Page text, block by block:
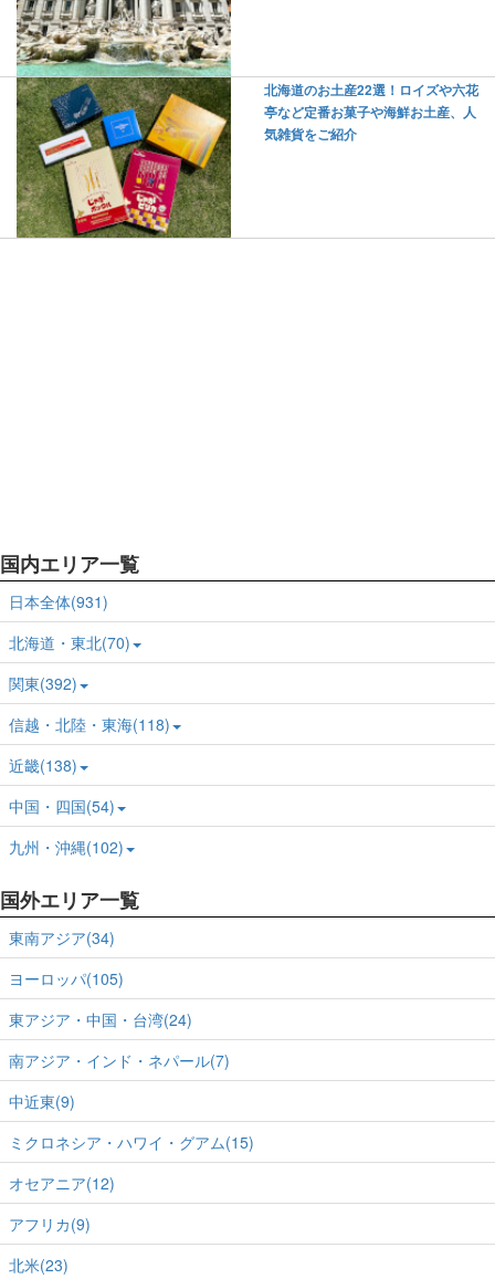
北海道のお土産22選！ロイズや六花
亭など定番お菓子や海鮮お土産、人
気雑貨をご紹介
国内エリア一覧
日本全体(931)
北海道・東北(70)
関東(392)
信越・北陸・東海(118)
近畿(138)
中国・四国(54)
九州・沖縄(102)
国外エリア一覧
東南アジア(34)
ヨーロッパ(105)
東アジア・中国・台湾(24)
南アジア・インド・ネパール(7)
中近東(9)
ミクロネシア・ハワイ・グアム(15)
オセアニア(12)
アフリカ(9)
北米(23)